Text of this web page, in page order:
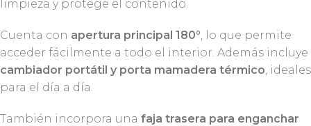
limpieza y protege el contenido.
Cuenta con apertura principal 180°, lo que permite
acceder fácilmente a todo el interior. Además incluye
cambiador portátil y porta mamadera térmico, ideales
para el día a día.
También incorpora una faja trasera para enganchar